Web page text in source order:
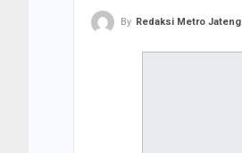
By Redaksi Metro Jateng